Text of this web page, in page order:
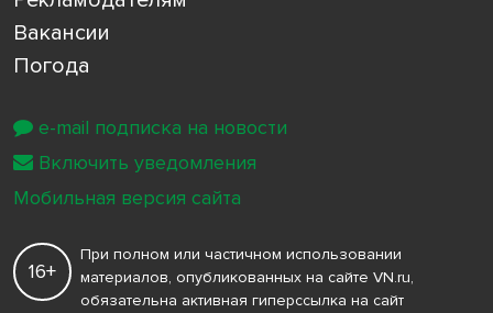
Вакансии
Погода
16+
При полном или частичном использовании
материалов, опубликованных на сайте VN.ru,
обязательна активная гиперссылка на сайт
e-mail подписка на новости
Включить уведомления
Мобильная версия сайта